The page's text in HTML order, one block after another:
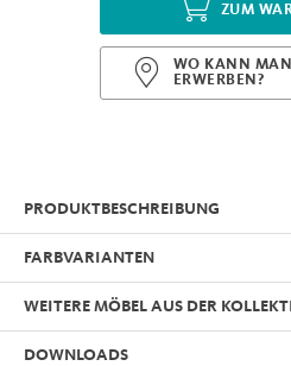
ZUM
WO KANN
ERWERBEN?
PRODUKTBESCHREIBUNG
FARBVARIANTEN
WEITERE MÖBEL AUS DER
DOWNLOADS